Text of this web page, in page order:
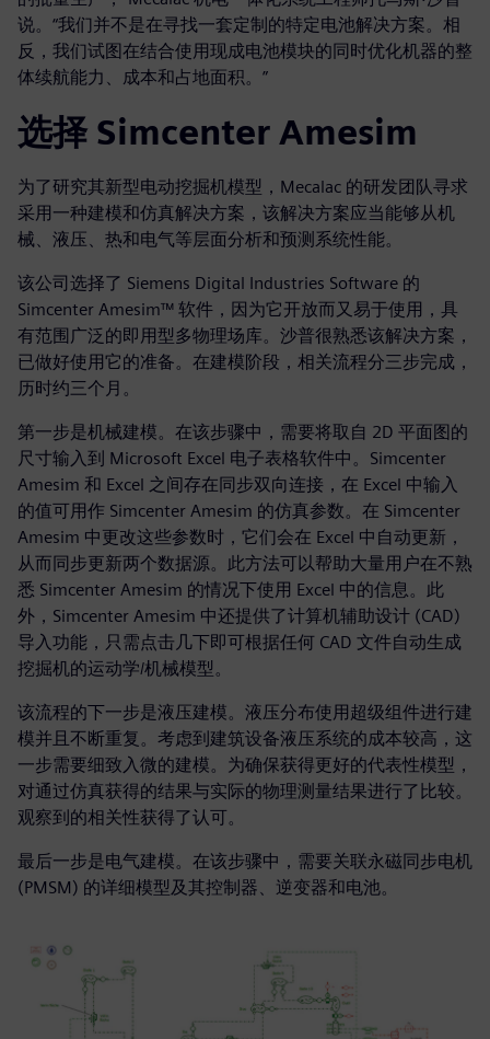
说。“我们并不是在寻找一套定制的特定电池解决方案。相
反，我们试图在结合使用现成电池模块的同时优化机器的整
体续航能力、成本和占地面积。”
选择 Simcenter Amesim
为了研究其新型电动挖掘机模型，Mecalac 的研发团队寻求
采用一种建模和仿真解决方案，该解决方案应当能够从机
械、液压、热和电气等层面分析和预测系统性能。
该公司选择了 Siemens Digital Industries Software 的
Simcenter Amesim™ 软件，因为它开放而又易于使用，具
有范围广泛的即用型多物理场库。沙普很熟悉该解决方案，
已做好使用它的准备。在建模阶段，相关流程分三步完成，
历时约三个月。
第一步是机械建模。在该步骤中，需要将取自 2D 平面图的
尺寸输入到 Microsoft Excel 电子表格软件中。Simcenter
Amesim 和 Excel 之间存在同步双向连接，在 Excel 中输入
的值可用作 Simcenter Amesim 的仿真参数。在 Simcenter
Amesim 中更改这些参数时，它们会在 Excel 中自动更新，
从而同步更新两个数据源。此方法可以帮助大量用户在不熟
悉 Simcenter Amesim 的情况下使用 Excel 中的信息。此
外，Simcenter Amesim 中还提供了计算机辅助设计 (CAD)
导入功能，只需点击几下即可根据任何 CAD 文件自动生成
挖掘机的运动学/机械模型。
该流程的下一步是液压建模。液压分布使用超级组件进行建
模并且不断重复。考虑到建筑设备液压系统的成本较高，这
一步需要细致入微的建模。为确保获得更好的代表性模型，
对通过仿真获得的结果与实际的物理测量结果进行了比较。
观察到的相关性获得了认可。
最后一步是电气建模。在该步骤中，需要关联永磁同步电机
(PMSM) 的详细模型及其控制器、逆变器和电池。